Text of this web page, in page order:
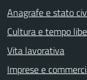
Anagrafe e stato
Cultura e tempo
Vita lavorativa
Imprese e